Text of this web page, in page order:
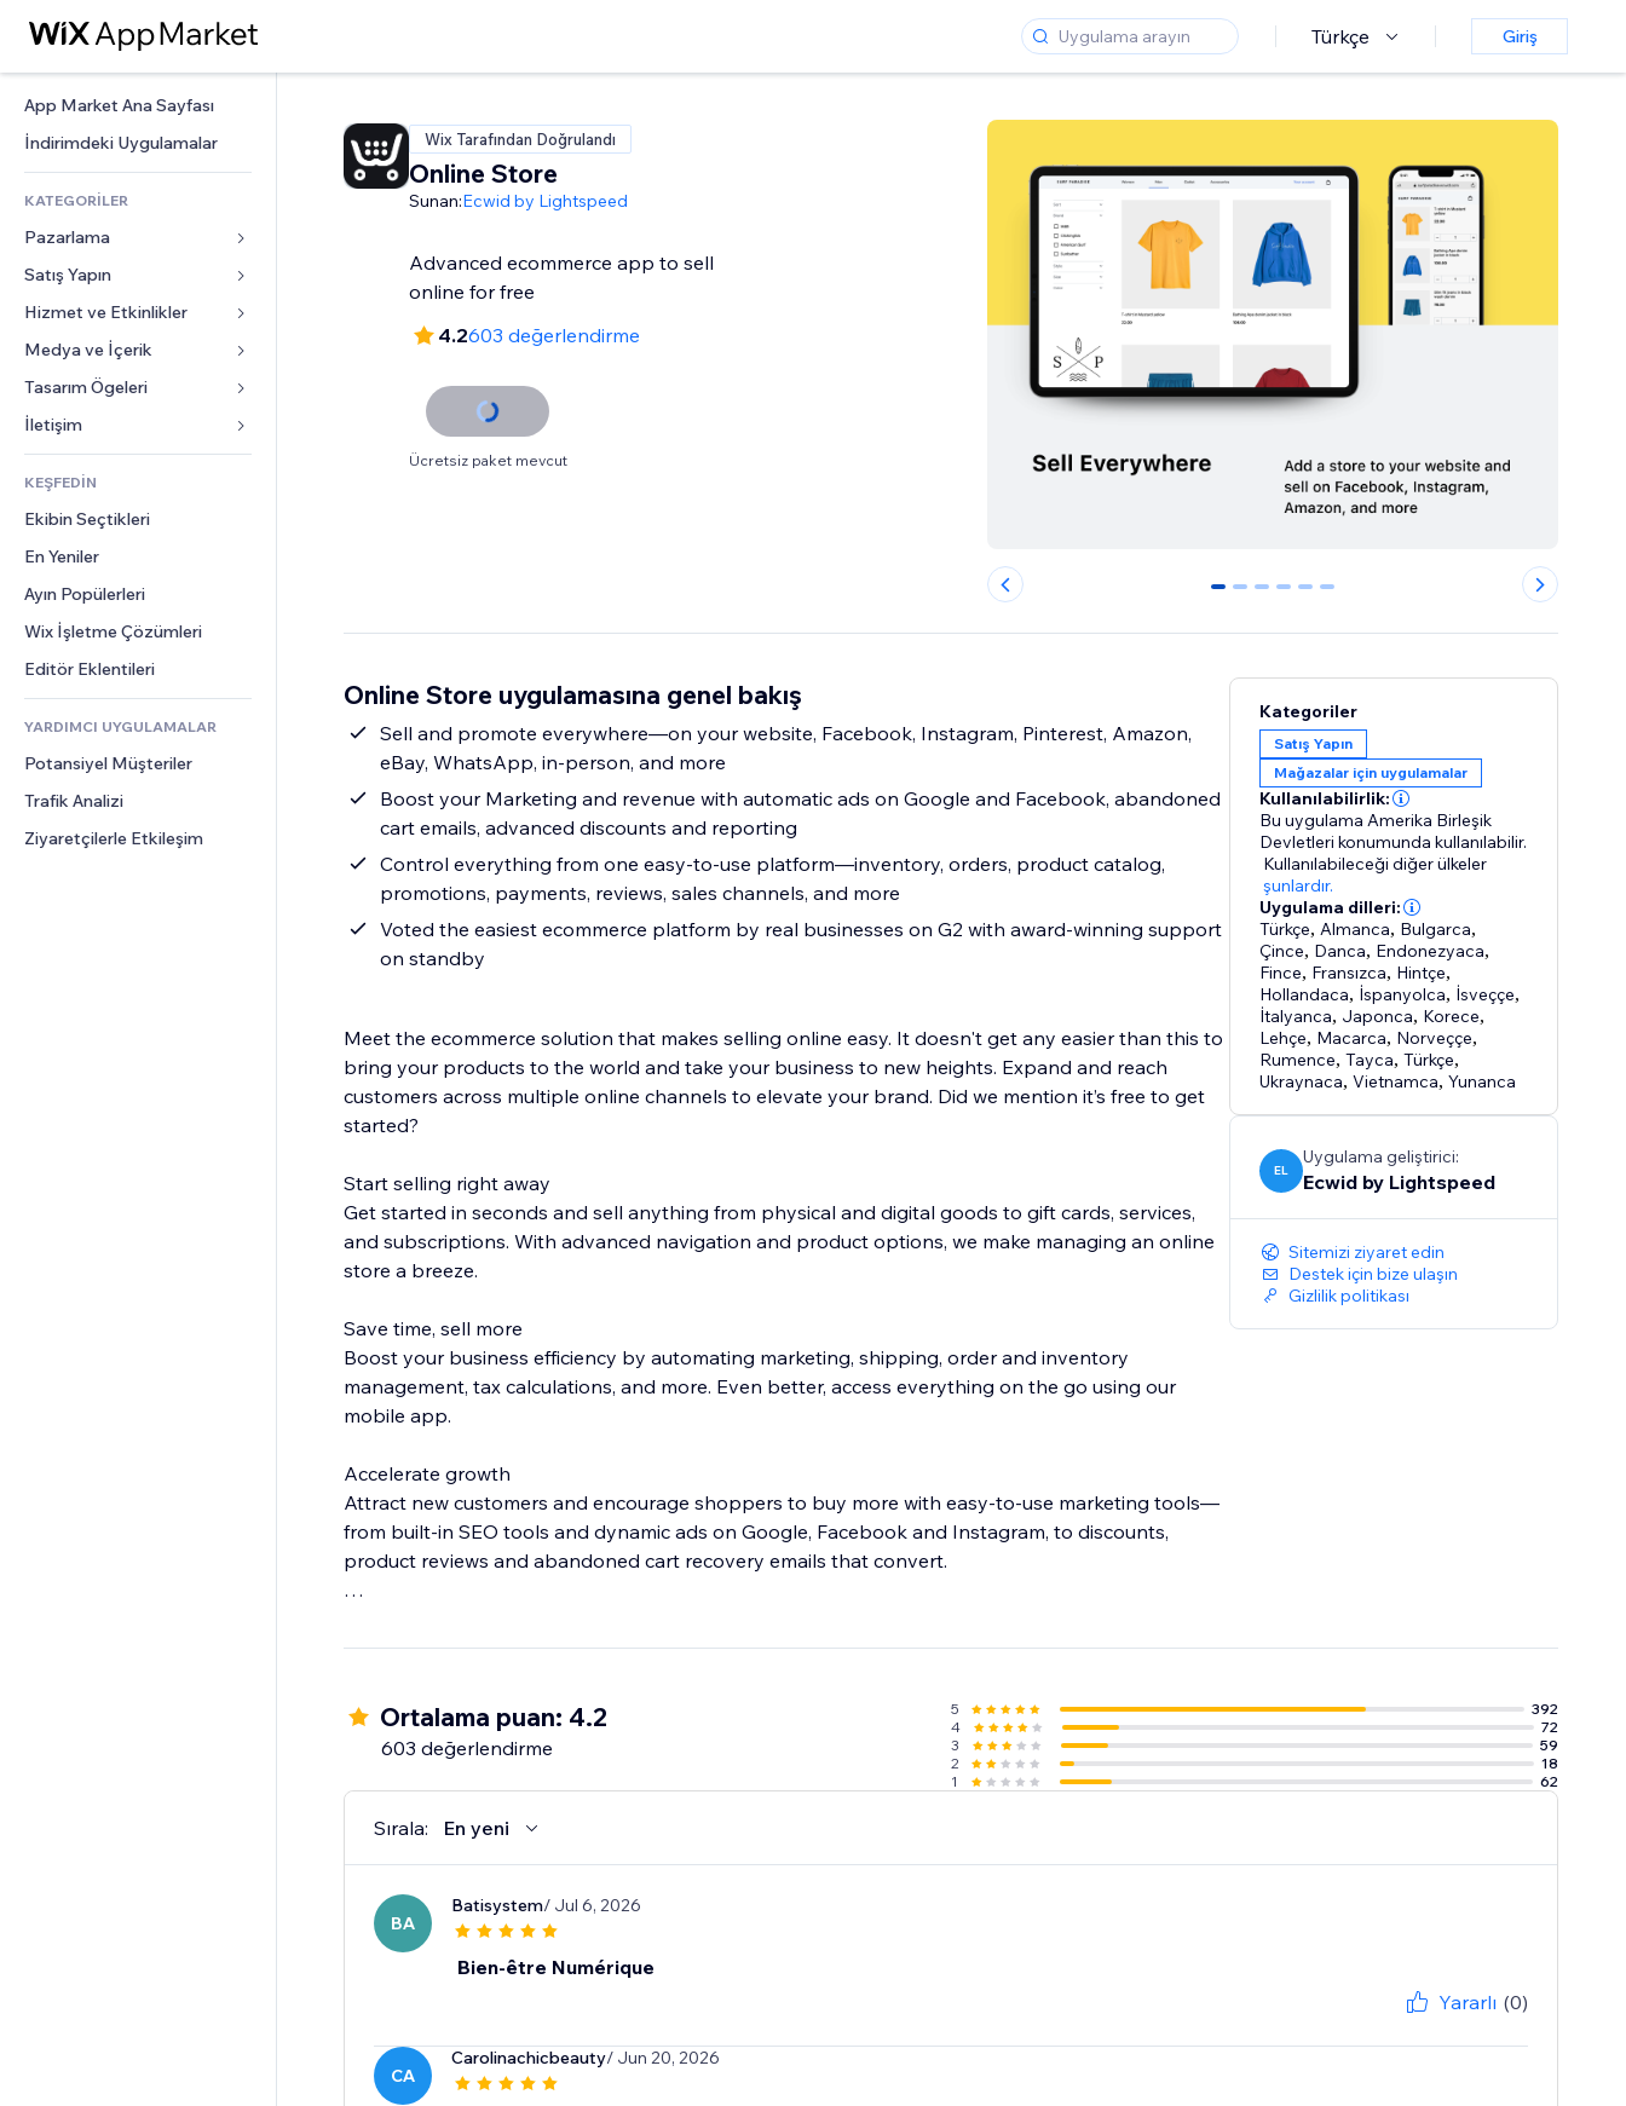
Türkçe Giriş
App Market Ana Sayfası
İndirimdeki Uygulamalar
KATEGORİLER
Pazarlama
Reklamlar
Mobil
Site Analizleri
Sosyal Ağ
Site Listeleri
E-posta
Satış Yapın
Mağazalar için uygulamalar
Gönderim ve Teslimat
Satış Düğmeleri
Muhasebe
Kuponlar ve Müşteri Sadakati
Depolama Çözümleri
Hizmet ve Etkinlikler
Oteller
Etkinlikler
Restoranlar
Emlak
Randevular
Medya ve İçerik
Galeri
Müzik
Podcast
Fotoğrafçılık
Video
PDF
Dosya Paylaşımı
Haberler
Tasarım Ögeleri
Haritalar ve Navigasyon
Gizlilik ve Güvenlik
Saat
Sayfa Şablonları
Görüntü Efektleri
Düğmeler ve Menüler
Afişler ve Rozetler
Hesap Makineleri
Arama
Hava Durumu
Grafik ve Tablolar
Formlar
Blog
Anketler
Sohbet
Yorumlar
Telefon
Topluluk
Değerlendirmeler ve Müşteri
KEŞFEDİN
Ekibin Seçtikleri
En Yeniler
Ayın Popülerleri
Wix İşletme Çözümleri
Editör Eklentileri
YARDIMCI UYGULAMALAR
Potansiyel Müşteriler
Trafik Analizi
Ziyaretçilerle Etkileşim
Wix Tarafından Doğrulandı
Online Store
Sunan:Ecwid by Lightspeed
Advanced ecommerce app to sell
online for free
4.2603 değerlendirme
Ücretsiz paket mevcut
0 1 2 3 4 5
Online Store uygulamasına genel bakış
Sell and promote everywhere—on your website, Facebook, Instagram, Pinterest, Amazon,
eBay, WhatsApp, in-person, and more
Boost your Marketing and revenue with automatic ads on Google and Facebook, abandoned
cart emails, advanced discounts and reporting
Control everything from one easy-to-use platform—inventory, orders, product catalog,
promotions, payments, reviews, sales channels, and more
Voted the easiest ecommerce platform by real businesses on G2 with award-winning support
on standby
Meet the ecommerce solution that makes selling online easy. It doesn't get any easier than this to
bring your products to the world and take your business to new heights. Expand and reach
customers across multiple online channels to elevate your brand. Did we mention it’s free to get
started?
Start selling right away
Get started in seconds and sell anything from physical and digital goods to gift cards, services,
and subscriptions. With advanced navigation and product options, we make managing an online
store a breeze.
Save time, sell more
Boost your business efficiency by automating marketing, shipping, order and inventory
management, tax calculations, and more. Even better, access everything on the go using our
mobile app.
Accelerate growth
Attract new customers and encourage shoppers to buy more with easy-to-use marketing tools—
from built-in SEO tools and dynamic ads on Google, Facebook and Instagram, to discounts,
product reviews and abandoned cart recovery emails that convert.
Become an ecommerce leader and get access to the Ecwid Academy, advanced reporting and
Kategoriler
Satış Yapın
Mağazalar için uygulamalar
Kullanılabilirlik:
Bu uygulama Amerika Birleşik
Devletleri konumunda kullanılabilir.
Kullanılabileceği diğer ülkeler
şunlardır.
Uygulama dilleri:
Türkçe, Almanca, Bulgarca,
Çince, Danca, Endonezyaca,
Fince, Fransızca, Hintçe,
Hollandaca, İspanyolca, İsveççe,
İtalyanca, Japonca, Korece,
Lehçe, Macarca, Norveççe,
Rumence,Tayca,Türkçe,
Ukraynaca,Vietnamca,Yunanca
EL
Uygulama geliştirici:
Ecwid by Lightspeed
Sitemizi ziyaret edin
Destek için bize ulaşın
Gizlilik politikası
Ortalama puan: 4.2
603 değerlendirme
5
392
4
72
3
59
2
18
1
62
Sırala: En yeni
BA
Batisystem/ Jul 6, 2026
Bien-être Numérique
Yararlı (0)
CA
Carolinachicbeauty/ Jun 20, 2026